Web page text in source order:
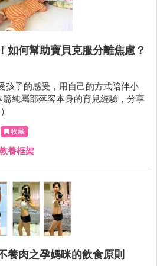
如何幫助寶貝克服分離焦慮？
孩子的感受，用自己的方式陪伴小
純屬部落客本身的育兒經驗，分享
收藏
養框架
養肉之孕媽咪的飲食原則